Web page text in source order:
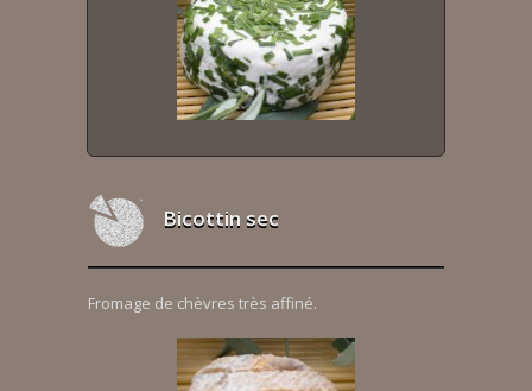
Bicottin sec
Fromage de chèvres très affiné.